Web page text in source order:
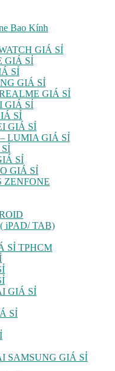
Bao Kính
GIÁ SỈ
GIÁ SỈ
SỈ
GIÁ SỈ
GIÁ SỈ
GIÁ SỈ
SỈ
GIÁ SỈ
LUMIA GIÁ SỈ
SỈ
GIÁ SỈ
ZENFONE
iPAD/ TAB)
SỈ TPHCM
GIÁ SỈ
SỈ
SAMSUNG GIÁ SỈ